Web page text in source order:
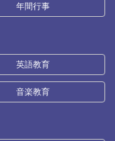
年間行事
英語教育
音楽教育